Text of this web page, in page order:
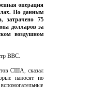
операция
По данным
75
долларов за
воздушном
ВВС.
США, сказал
наносят по